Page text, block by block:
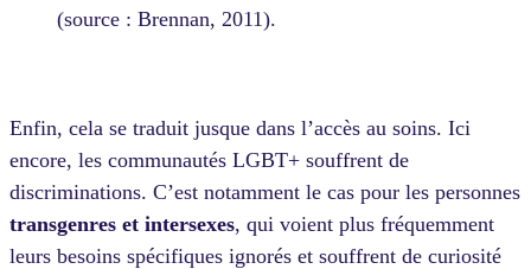
(source : Brennan, 2011).
Enfin, cela se traduit jusque dans l’accès au soins. Ici
encore, les communautés LGBT+ souffrent de
discriminations. C’est notamment le cas pour les personnes
transgenres et intersexes, qui voient plus fréquemment
leurs besoins spécifiques ignorés et souffrent de curiosité